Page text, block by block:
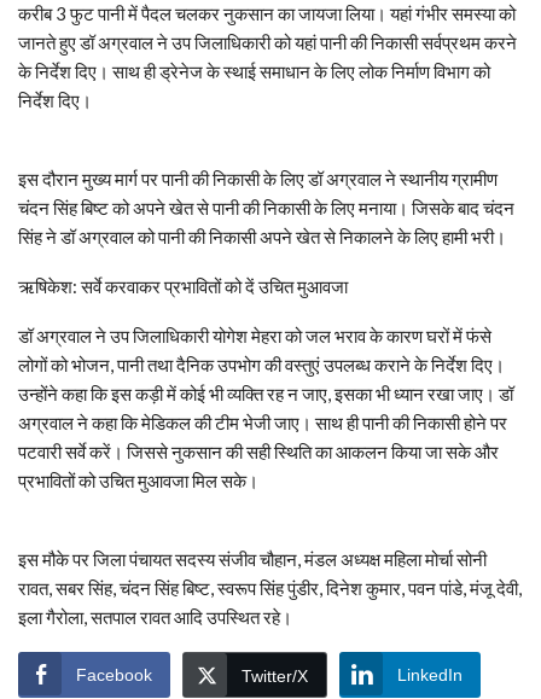
करीब 3 फुट पानी में पैदल चलकर नुकसान का जायजा लिया। यहां गंभीर समस्या को
जानते हुए डॉ अग्रवाल ने उप जिलाधिकारी को यहां पानी की निकासी सर्वप्रथम करने
के निर्देश दिए। साथ ही ड्रेनेज के स्थाई समाधान के लिए लोक निर्माण विभाग को
निर्देश दिए।
इस दौरान मुख्य मार्ग पर पानी की निकासी के लिए डॉ अग्रवाल ने स्थानीय ग्रामीण
चंदन सिंह बिष्ट को अपने खेत से पानी की निकासी के लिए मनाया। जिसके बाद चंदन
सिंह ने डॉ अग्रवाल को पानी की निकासी अपने खेत से निकालने के लिए हामी भरी।
ऋषिकेश: सर्वे करवाकर प्रभावितों को दें उचित मुआवजा
डॉ अग्रवाल ने उप जिलाधिकारी योगेश मेहरा को जल भराव के कारण घरों में फंसे
लोगों को भोजन, पानी तथा दैनिक उपभोग की वस्तुएं उपलब्ध कराने के निर्देश दिए।
उन्होंने कहा कि इस कड़ी में कोई भी व्यक्ति रह न जाए, इसका भी ध्यान रखा जाए। डॉ
अग्रवाल ने कहा कि मेडिकल की टीम भेजी जाए। साथ ही पानी की निकासी होने पर
पटवारी सर्वे करें। जिससे नुकसान की सही स्थिति का आकलन किया जा सके और
प्रभावितों को उचित मुआवजा मिल सके।
इस मौके पर जिला पंचायत सदस्य संजीव चौहान, मंडल अध्यक्ष महिला मोर्चा सोनी
रावत, सबर सिंह, चंदन सिंह बिष्ट, स्वरूप सिंह पुंडीर, दिनेश कुमार, पवन पांडे, मंजू देवी,
इला गैरोला, सतपाल रावत आदि उपस्थित रहे।
Facebook Twitter/X LinkedIn